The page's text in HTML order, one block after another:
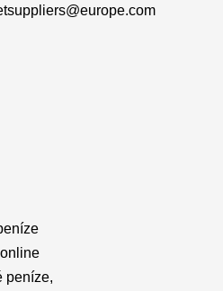
peníze,